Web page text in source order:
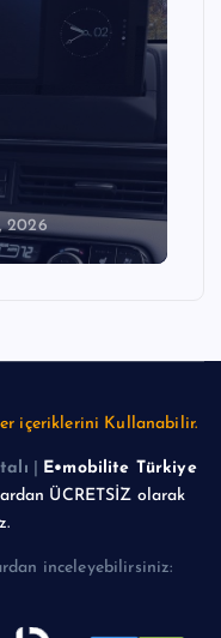
AKTÜEL
türkiye Temmuz
içeriklerini Kullanabilir.
E•mobilite Türkiye
ÜCRETSİZ olarak
inceleyebilirsiniz: